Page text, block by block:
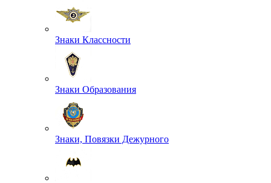
Знаки Классности
Знаки Образования
Знаки, Повязки Дежурного